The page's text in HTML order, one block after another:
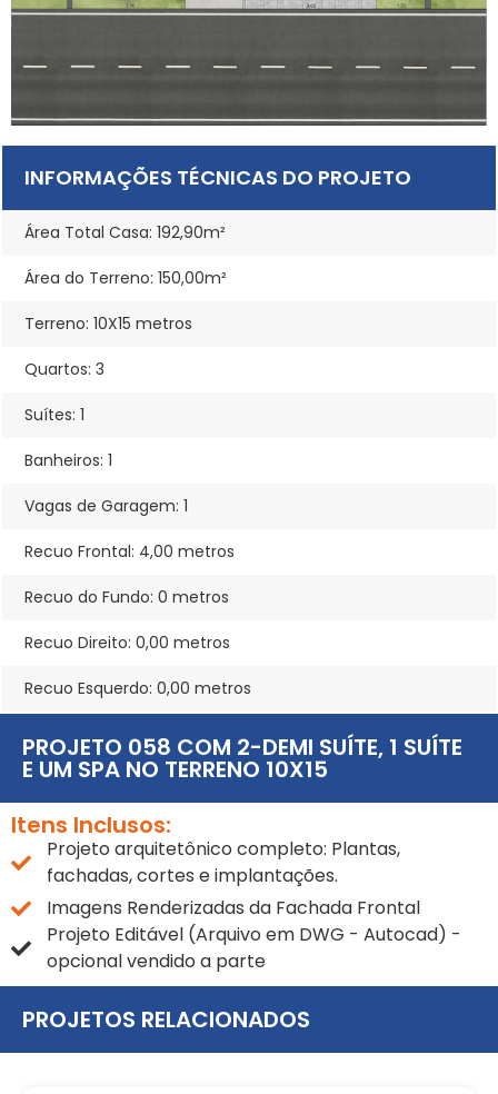
Área Total Casa: 192,90m²
Área do Terreno: 150,00m²
Terreno: 10X15 metros
Quartos: 3
Suítes: 1
Banheiros: 1
Vagas de Garagem: 1
Recuo Frontal: 4,00 metros
Recuo do Fundo: 0 metros
Recuo Direito: 0,00 metros
Recuo Esquerdo: 0,00 metros
INFORMAÇÕES TÉCNICAS DO PROJETO
PROJETO 058 COM 2-DEMI SUÍTE, 1 SUÍTE
E UM SPA NO TERRENO 10X15
Itens Inclusos:
Projeto arquitetônico completo: Plantas,
fachadas, cortes e implantações.
Imagens Renderizadas da Fachada Frontal
Projeto Editável (Arquivo em DWG - Autocad) -
opcional vendido a parte
PROJETOS RELACIONADOS